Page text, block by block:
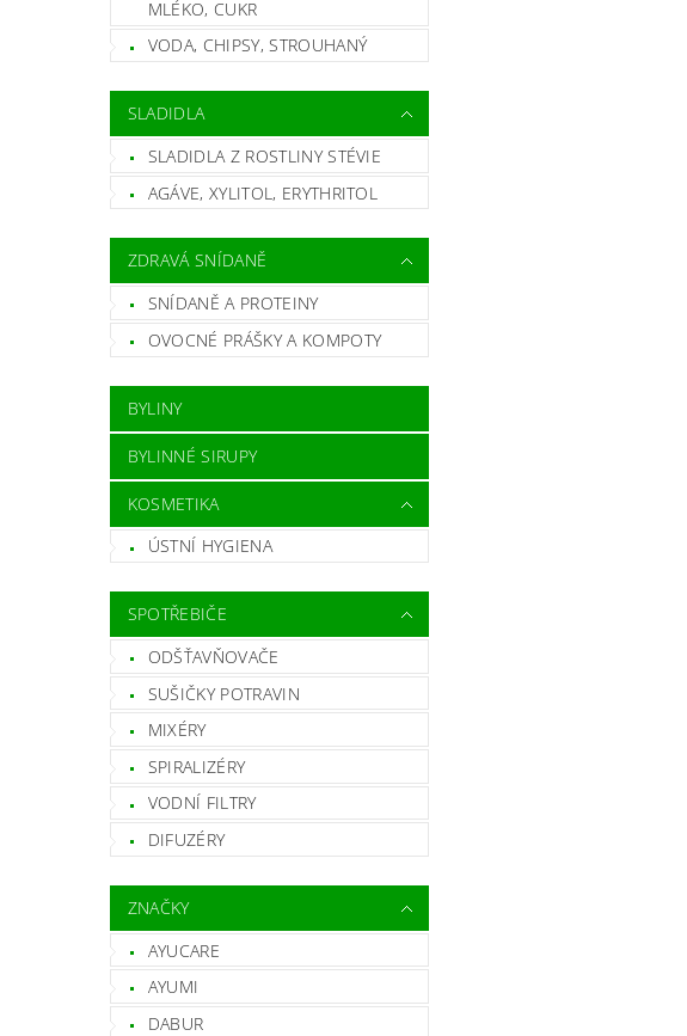
MLÉKO, CUKR
VODA, CHIPSY, STROUHANÝ
SLADIDLA
SLADIDLA Z ROSTLINY STÉVIE
AGÁVE, XYLITOL, ERYTHRITOL
ZDRAVÁ SNÍDANĚ
SNÍDANĚ A PROTEINY
OVOCNÉ PRÁŠKY A KOMPOTY
BYLINY
BYLINNÉ SIRUPY
KOSMETIKA
ÚSTNÍ HYGIENA
SPOTŘEBIČE
ODŠŤAVŇOVAČE
SUŠIČKY POTRAVIN
MIXÉRY
SPIRALIZÉRY
VODNÍ FILTRY
DIFUZÉRY
ZNAČKY
AYUCARE
AYUMI
DABUR